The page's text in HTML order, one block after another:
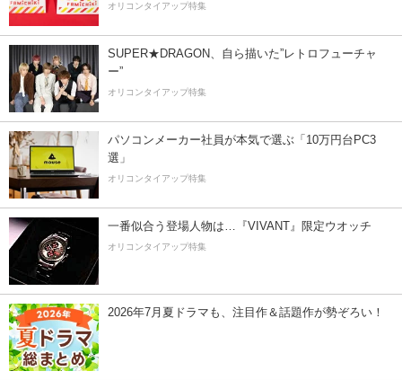
オリコンタイアップ特集
SUPER★DRAGON、自ら描いた”レトロフューチャ
ー”
オリコンタイアップ特集
パソコンメーカー社員が本気で選ぶ「10万円台PC3
選」
オリコンタイアップ特集
一番似合う登場人物は…『VIVANT』限定ウオッチ
オリコンタイアップ特集
2026年7月夏ドラマも、注目作＆話題作が勢ぞろい！